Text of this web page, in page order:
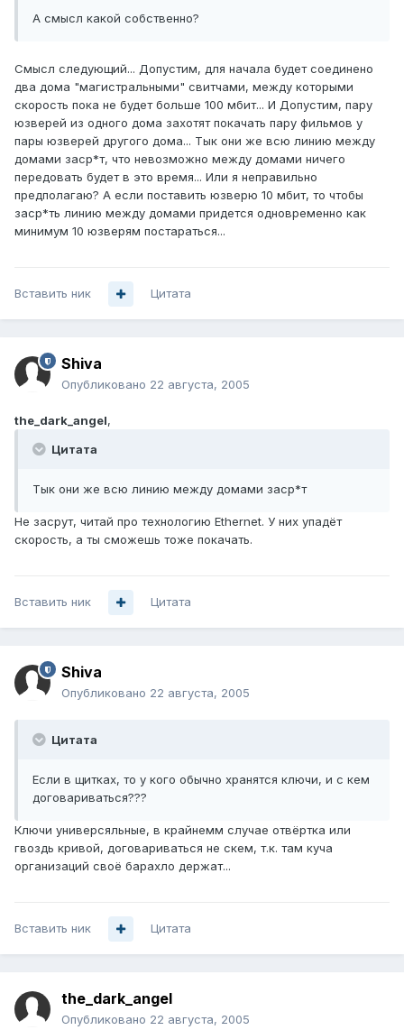
А смысл какой собственно?
Смысл следующий... Допустим, для начала будет соединено
два дома "магистральными" свитчами, между которыми
скорость пока не будет больше 100 мбит... И Допустим, пару
юзверей из одного дома захотят покачать пару фильмов у
пары юзверей другого дома... Тык они же всю линию между
домами заср*т, что невозможно между домами ничего
передовать будет в это время... Или я неправильно
предполагаю? А если поставить юзверю 10 мбит, то чтобы
заср*ть линию между домами придется одновременно как
минимум 10 юзверям постараться...
Вставить ник Цитата
Shiva
Опубликовано 22 августа, 2005
the_dark_angel,
Цитата
Тык они же всю линию между домами заср*т
Не засрут, читай про технологию Ethernet. У них упадёт
скорость, а ты сможешь тоже покачать.
Вставить ник Цитата
Shiva
Опубликовано 22 августа, 2005
Цитата
Если в щитках, то у кого обычно хранятся ключи, и с кем
договариваться???
Ключи универсяльные, в крайнемм случае отвёртка или
гвоздь кривой, договариваться не скем, т.к. там куча
организаций своё барахло держат...
Вставить ник Цитата
the_dark_angel
Опубликовано 22 августа, 2005